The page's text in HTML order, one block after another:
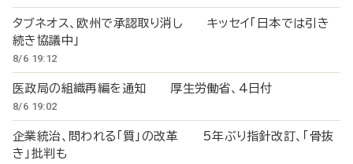
タブネオス、欧州で承認取り消し キッセイ「日本では引き
続き協議中」
8/6 19:12
医政局の組織再編を通知 厚生労働省、4日付
8/6 19:02
企業統治、問われる「質」の改革 5年ぶり指針改訂、「骨抜
き」批判も